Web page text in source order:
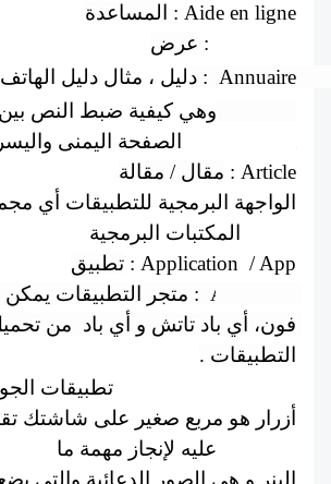
المساعدة
: Aide en ligne
عرض
Annuaire  :
دليل ، مثال دليل الهاتف
مقال / مقالة : Article
تطبيق : Application  / App
التطبيقات .